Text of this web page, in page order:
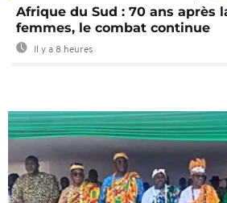
Afrique du Sud : 70 ans après
femmes, le combat continue
Il y a 8 heures